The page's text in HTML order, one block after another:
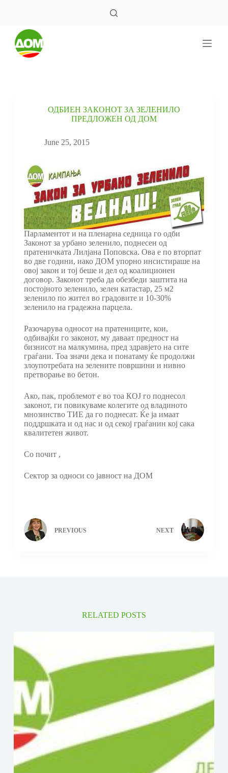
ОДБИЕН ЗАКОНОТ ЗА ЗЕЛЕНИЛО
ПРЕДЛОЖЕН ОД ДОМ
June 25, 2015
Парламентот и на пленарна седница го одби
Законот за урбано зеленило, поднесен од
пратеничката Лилјана Поповска. Ова е по вторпат
во две години, иако ДОМ упорно инсистираше на
овој закон и тој беше и дел од коалиционен
договор. Законот треба да обезбеди заштита на
постојното зеленилo, зелен катастар, 25 м2
зеленило по жител во градовите и 10-30%
зеленило на градежна парцела.
Разочарува односот на пратениците, кои,
одбивајќи го законот, му даваат предност на
бизнисот на малкумина, пред здравјето на сите
граѓани. Тоа значи дека и понатаму ќе продолжи
злоупотребата на зелените површини и нивно
претворање во бетон.
Ако, пак, проблемот е во тоа КОЈ го поднесол
законот, ги повикуваме колегите од владиното
мнозинство ТИЕ да го поднесат. Ќе ја имаат
поддршката и од нас и од секој граѓанин кој сака
квалитетен живот.
Со почит ,
Сектор за односи со јавност на ДОМ
PREVIOUS NEXT
RELATED POSTS